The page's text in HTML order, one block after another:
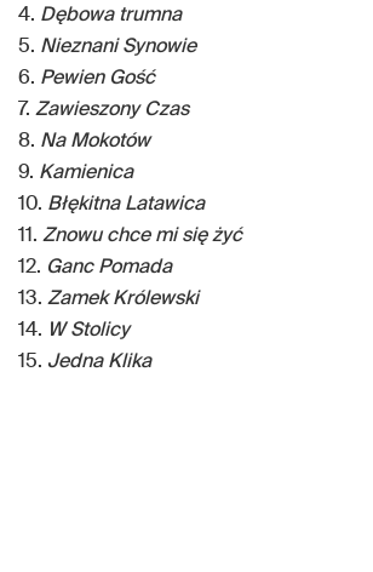
4. Dębowa trumna
5. Nieznani Synowie
6. Pewien Gość
7. Zawieszony Czas
8. Na Mokotów
9. Kamienica
10. Błękitna Latawica
11. Znowu chce mi się żyć
12. Ganc Pomada
13. Zamek Królewski
14. W Stolicy
15. Jedna Klika